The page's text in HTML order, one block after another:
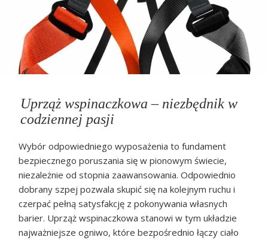
Uprząż wspinaczkowa – niezbędnik w
codziennej pasji
Wybór odpowiedniego wyposażenia to fundament
bezpiecznego poruszania się w pionowym świecie,
niezależnie od stopnia zaawansowania. Odpowiednio
dobrany szpej pozwala skupić się na kolejnym ruchu i
czerpać pełną satysfakcję z pokonywania własnych
barier. Uprząż wspinaczkowa stanowi w tym układzie
najważniejsze ogniwo, które bezpośrednio łączy ciało